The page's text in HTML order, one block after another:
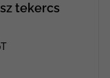
tekercs